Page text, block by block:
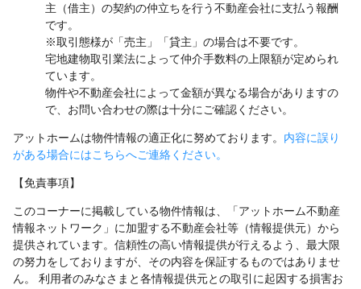
主（借主）の契約の仲立ちを行う不動産会社に支払う報酬
です。
※取引態様が「売主」「貸主」の場合は不要です。
宅地建物取引業法によって仲介手数料の上限額が定められ
ています。
物件や不動産会社によって金額が異なる場合がありますの
で、お問い合わせの際は十分にご確認ください。
アットホームは物件情報の適正化に努めております。 内容に誤り
がある場合にはこちらへご連絡ください。
【免責事項】
このコーナーに掲載している物件情報は、「アットホーム不動産
情報ネットワーク」に加盟する不動産会社等（情報提供元）から
提供されています。信頼性の高い情報提供が行えるよう、最大限
の努力をしておりますが、その内容を保証するものではありませ
ん。 利用者のみなさまと各情報提供元との取引に起因する損害お